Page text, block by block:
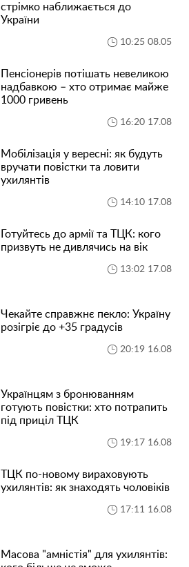
стрімко наближається до
України
10:25 08.05
Пенсіонерів потішать невеликою
надбавкою – хто отримає майже
1000 гривень
16:20 17.08
Мобілізація у вересні: як будуть
вручати повістки та ловити
ухилянтів
14:10 17.08
Готуйтесь до армії та ТЦК: кого
призвуть не дивлячись на вік
13:02 17.08
Чекайте справжнє пекло: Україну
розігріє до +35 градусів
20:19 16.08
Українцям з бронюванням
готують повістки: хто потрапить
під приціл ТЦК
19:17 16.08
ТЦК по-новому вираховують
ухилянтів: як знаходять чоловіків
17:11 16.08
Масова "амністія" для ухилянтів: